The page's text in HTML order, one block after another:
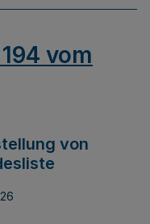
vom
von